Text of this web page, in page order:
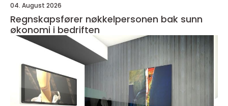
04. August 2026
Regnskapsfører nøkkelpersonen bak sunn
økonomi i bedriften